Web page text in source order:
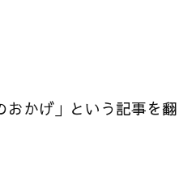
おかげ」という記事を翻